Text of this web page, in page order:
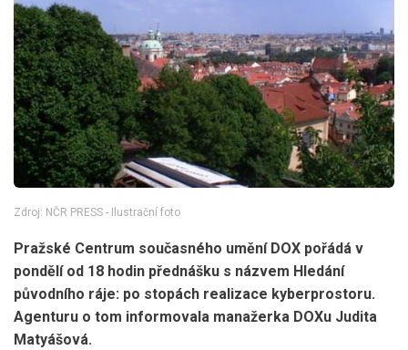
Zdroj: NČR PRESS - Ilustrační foto
Pražské Centrum současného umění DOX pořádá v
pondělí od 18 hodin přednášku s názvem Hledání
původního ráje: po stopách realizace kyberprostoru.
Agenturu o tom informovala manažerka DOXu Judita
Matyášová.